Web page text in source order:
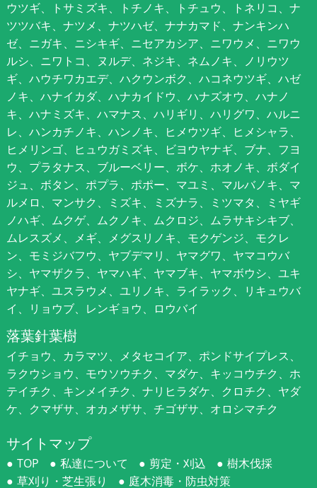
ウツギ、トサミズキ、トチノキ、トチュウ、トネリコ、ナ
ツツバキ、ナツメ、ナツハゼ、ナナカマド、ナンキンハ
ゼ、ニガキ、ニシキギ、ニセアカシア、ニワウメ、ニワウ
ルシ、ニワトコ、ヌルデ、ネジキ、ネムノキ、ノリウツ
ギ、ハウチワカエデ、ハクウンボク、ハコネウツギ、ハゼ
ノキ、ハナイカダ、ハナカイドウ、ハナズオウ、ハナノ
キ、ハナミズキ、ハマナス、ハリギリ、ハリグワ、ハルニ
レ、ハンカチノキ、ハンノキ、ヒメウツギ、ヒメシャラ、
ヒメリンゴ、ヒュウガミズキ、ビヨウヤナギ、ブナ、フヨ
ウ、プラタナス、ブルーベリー、ボケ、ホオノキ、ボダイ
ジュ、ボタン、ポプラ、ポポー、マユミ、マルバノキ、マ
ルメロ、マンサク、ミズキ、ミズナラ、ミツマタ、ミヤギ
ノハギ、ムクゲ、ムクノキ、ムクロジ、ムラサキシキブ、
ムレスズメ、メギ、メグスリノキ、モクゲンジ、モクレ
ン、モミジバフウ、ヤブデマリ、ヤマグワ、ヤマコウバ
シ、ヤマザクラ、ヤマハギ、ヤマブキ、ヤマボウシ、ユキ
ヤナギ、ユスラウメ、ユリノキ、ライラック、リキュウバ
イ、リョウブ、レンギョウ、ロウバイ
落葉針葉樹
イチョウ、カラマツ、メタセコイア、ポンドサイプレス、
ラクウショウ、モウソウチク、マダケ、キッコウチク、ホ
テイチク、キンメイチク、ナリヒラダケ、クロチク、ヤダ
ケ、クマザサ、オカメザサ、チゴザサ、オロシマチク
サイトマップ
TOP 私達について 剪定・刈込
樹木伐採
草刈り・芝生張り
庭木消毒・防虫対策